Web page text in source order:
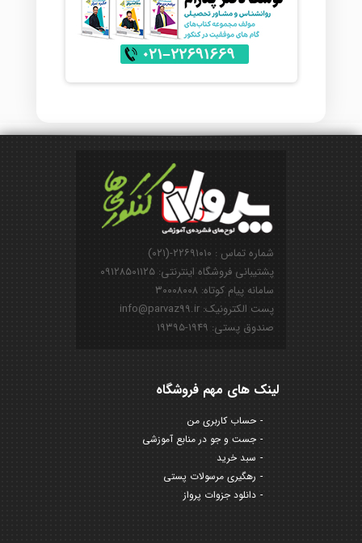
شماره تماس : ۲۲۶۹۱۰۱۰-(۰۲۱)
پشتیبانی فروشگاه اینترنتی: ۰۹۱۲۸۵۰۱۱۲۵
سامانه پیام کوتاه: ۳۰۰۰۸۰۰۸
پست الکترونیک: info@parvaz99.ir
صندوق پستی: ۱۹۴۹-۱۹۳۹۵
لینک های مهم فروشگاه
حساب کاربری من
جست و جو در منابع آموزشی
سبد خرید
رهگیری مرسولات پستی
دانلود جزوات پرواز